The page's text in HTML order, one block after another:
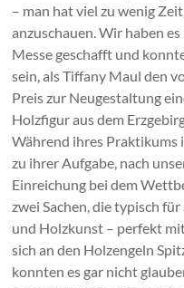
– man hat viel zu wenig
anzuschauen. Wir haben
Messe geschafft und
sein, als Tiffany Maul den
Preis zur Neugestaltung
Holzfigur aus dem
Während ihres Praktikums
zu ihrer Aufgabe, nach
Einreichung bei dem
zwei Sachen, die typisch
und Holzkunst – perfekt
sich an den Holzengeln
konnten es gar nicht